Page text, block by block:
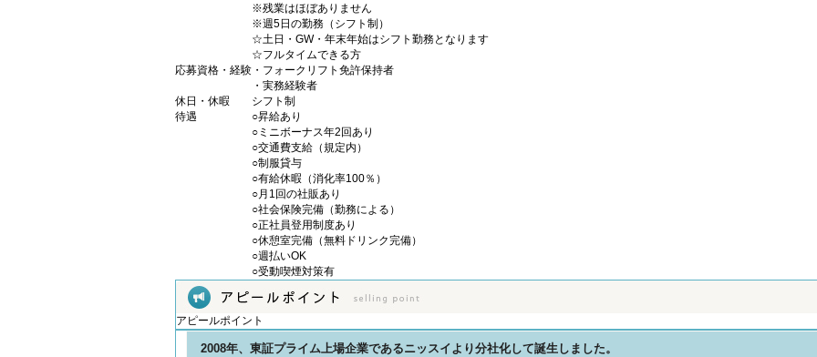
※残業はほぼありません
※週5日の勤務（シフト制）
☆土日・GW・年末年始はシフト勤務となります
☆フルタイムできる方
応募資格・経験 ・フォークリフト免許保持者
・実務経験者
休日・休暇
シフト制
待遇
○昇給あり
○ミニボーナス年2回あり
○交通費支給（規定内）
○制服貸与
○有給休暇（消化率100％）
○月1回の社販あり
○社会保険完備（勤務による）
○正社員登用制度あり
○休憩室完備（無料ドリンク完備）
○週払いOK
○受動喫煙対策有
アピールポイント
2008年、東証プライム上場企業であるニッスイより分社化して誕生しました。